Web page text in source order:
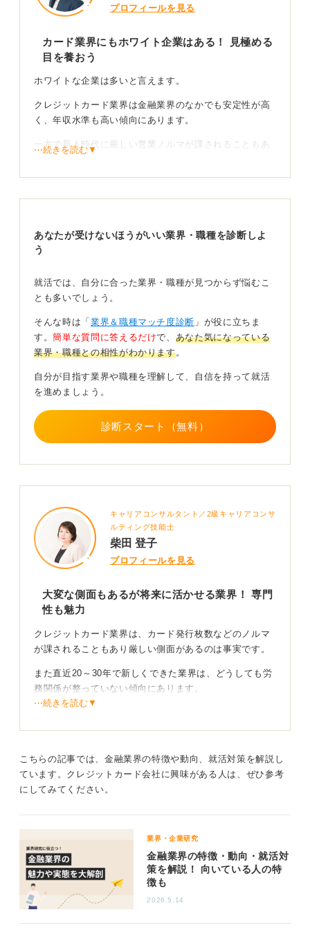
プロフィールを見る
カード業界にもホワイト企業はある！ 見極める
目を養おう
ホワイトな企業は多いと言えます。
クレジットカード業界は金融業界のなかでも安定性が高
く、年収水準も高い傾向にあります。
一方で新人時代に厳しい営業ノルマが課されることもあ
しかし実際には大手企業を中心に、残業時間の削減や女
性管理職の登用子育て支援などに積極的に取り組んでお
ホワイト企業を見極めるための具体的な特徴としては、
社員の口コミサイトなども参考にリアルな情報を集める
ことをおすすめします。
0
⋯続きを読む▼
あなたが受けないほうがいい業界・職種を診断しよ
う
就活では、自分に合った業界・職種が見つからず悩むこ
とも多いでしょう。
そんな時は「 業界＆職種マッチ度診断 」が役に立ちま
す。簡単な質問に答えるだけで、 あなた気になっている
業界・職種との相性がわかります。
自分が目指す業界や職種を理解して、自信を持って就活
を進めましょう。
診断スタート（無料）
キャリアコンサルタント／2級キャリアコンサ
ルティング技能士
柴田 登子
プロフィールを見る
大変な側面もあるが将来に活かせる業界！ 専門
性も魅力
クレジットカード業界は、カード発行枚数などのノルマ
が課されることもあり厳しい側面があるのは事実です。
また直近20～30年で新しくできた業界は、どうしても労
務関係が整っていない傾向にあります。
身につき転職市場においても高く評価されるでしょう。
働きやすさは母体企業で判断するのが賢明
異なります。独立系のカード会社よりも、銀行を母体と
するカード会社の方が銀行本体の労務管理基準が適用さ
れる傾向にあるため、比較的働きやすい環境である可能
性が高いです。
クレジットカードはさまざまな会社が発行しています。
どのような企業文化をもつ会社を選ぶかによって、働き
⋯続きを読む▼
こちらの記事では、金融業界の特徴や動向、就活対策を解説し
ています。クレジットカード会社に興味がある人は、ぜひ参考
にしてみてください。
業界・企業研究
金融業界の特徴・動向・就活対
策を解説！ 向いている人の特
徴も
2026.5.14